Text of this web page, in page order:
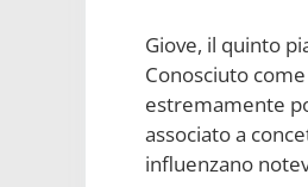
Giove, il quinto
Conosciuto
estremamente
associato a
influenzano